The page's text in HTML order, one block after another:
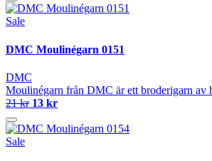
Sale
DMC Moulinégarn 0151
DMC
Moulinégarn från DMC är ett broderigarn av
21 kr 13 kr
Sale